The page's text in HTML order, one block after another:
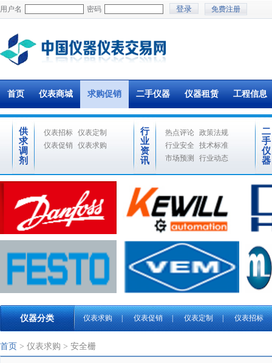
用户名 密码 免费注册
首页 仪表商城 求购促销 二手仪器 仪器租赁 工程信息
供
求
调
剂
仪表招标 仪表定制
仪表促销
仪表求购
行
业
资
讯
热点评论 政策法规
行业安全
技术标准
市场预测
行业动态
二
手
仪
器
仪器分类 仪表求购 仪表促销 | 仪表定制 | 仪表招标
首页 > 仪表求购 > 安全栅